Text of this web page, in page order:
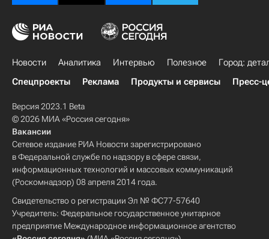
Новости Аналитика Интервью Полезное
Город:
Спецпроекты
Реклама Продукты и сервисы Пресс-
Версия 2023.1 Beta
© 2026 МИА «Россия сегодня»
Вакансии
Сетевое издание РИА Новости зарегистрировано
в Федеральной службе по надзору в сфере связи,
информационных технологий и массовых коммуникаций
(Роскомнадзор) 08 апреля 2014 года.
Свидетельство о регистрации Эл № ФС77-57640
Учредитель: Федеральное государственное унитарное
предприятие Международное информационное агентство